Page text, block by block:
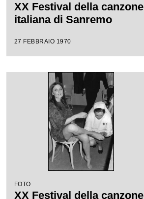
XX Festival della canzone
italiana di Sanremo
27 FEBBRAIO 1970
FOTO
XX Festival della canzone